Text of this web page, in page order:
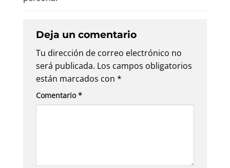
Deja un comentario
Tu dirección de correo electrónico no
será publicada. Los campos obligatorios
están marcados con *
Comentario*